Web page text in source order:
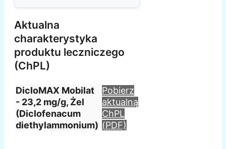
Aktualna
charakterystyka
produktu leczniczego
(ChPL)
DicloMAX Mobilat
- 23,2 mg/g, Żel
(Diclofenacum
diethylammonium)
Pobierz
aktualną
ChPL
(PDF)